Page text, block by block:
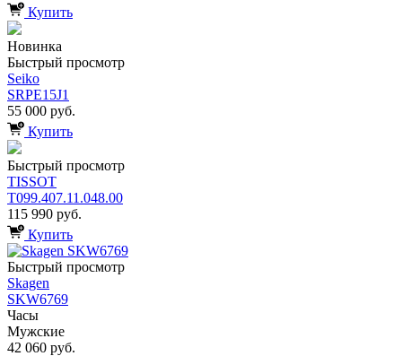
Купить
Новинка
Быстрый просмотр
Seiko
SRPE15J1
55 000 руб.
Купить
Быстрый просмотр
TISSOT
T099.407.11.048.00
115 990 руб.
Купить
Быстрый просмотр
Skagen
SKW6769
Часы
Мужские
42 060 руб.